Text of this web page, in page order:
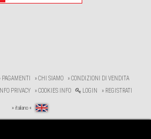
PAGAMENTI » CHI SIAMO
» CONDIZIONI DI VENDITA
PRIVACY » COOKIES INFO LOGIN » REGISTRATI
» italiano «